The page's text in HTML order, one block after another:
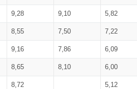
9,28 9,10 5,82
8,55 7,50 7,22
9,16 7,86 6,09
8,65 8,10 6,00
8,72 5,12